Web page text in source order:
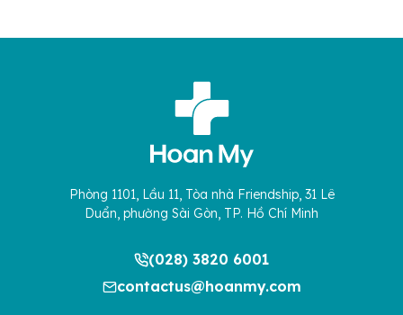
Phòng 1101, Lầu 11, Tòa nhà Friendship, 31 Lê
Duẩn, phường Sài Gòn, TP. Hồ Chí Minh
(028) 3820 6001
contactus@hoanmy.com